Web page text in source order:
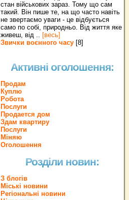
стан військових зараз. Тому що сам
такий. Він пише те, на що часто навіть
не звертаємо уваги - це відбується
само по собі, природньо. Від життя яке
живеш, від .. [весь]
Звички воєнного часу [8]
Активні оголошення:
Продам
Куплю
Робота
Послуги
Продается дом
Здам квартиру
Послуги
Міняю
Оголошення
Розділи новин:
З блогів
Міські новини
Регіональні новини